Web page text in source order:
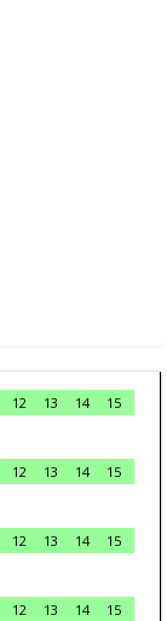
12 13 14
15
12 13 14
15
12 13 14
15
12 13 14
15